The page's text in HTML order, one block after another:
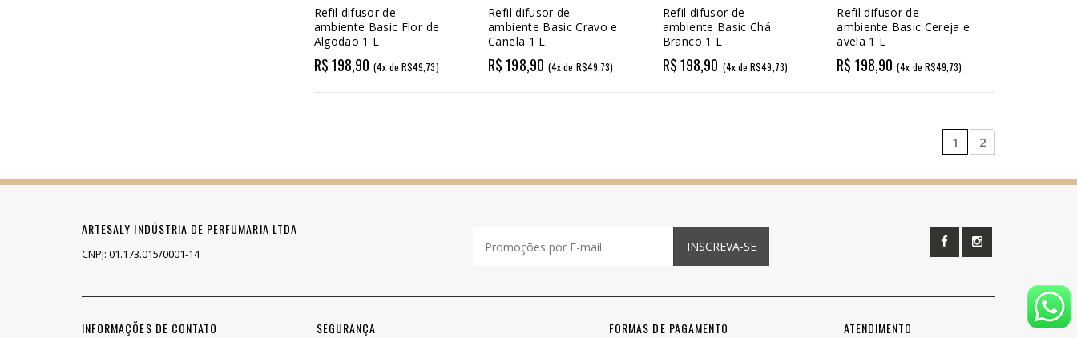
Refil difusor de
ambiente Basic Flor de
Algodão 1 L
R$ 198,90 (4x de R$49,73)
Refil difusor de
ambiente Basic Cravo e
Canela 1 L
R$ 198,90 (4x de R$49,73)
Refil difusor de
ambiente Basic Chá
Branco 1 L
R$ 198,90 (4x de R$49,73)
Refil difusor de
ambiente Basic Cereja e
avelã 1 L
R$ 198,90 (4x de R$49,73)
1 2
ARTESALY INDÚSTRIA DE PERFUMARIA LTDA
CNPJ: 01.173.015/0001-14 INSCREVA-SE
INFORMAÇÕES DE CONTATO SEGURANÇA FORMAS DE PAGAMENTO ATENDIMENTO